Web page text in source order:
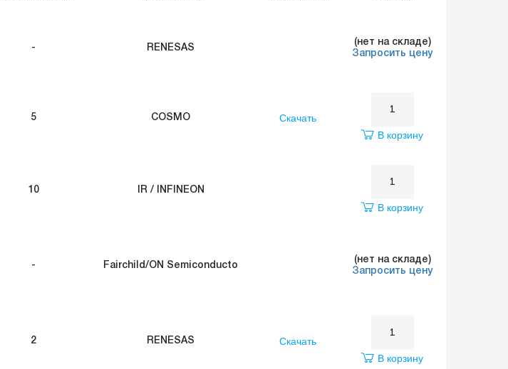
- RENESAS
(нет на складе)
Запросить цену
5 COSMO
Скачать
В корзину
10 IR / INFINEON
В корзину
- Fairchild/ON Semiconducto
(нет на складе)
Запросить цену
2 RENESAS
Скачать
В корзину